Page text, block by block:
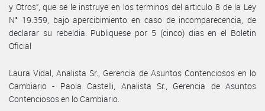
y Otros”, que se le instruye en los terminos del articulo 8 de la Ley
N° 19.359, bajo apercibimiento en caso de incomparecencia, de
declarar su rebeldia. Publiquese por 5 (cinco) dias en el Boletin
Oficial
Laura Vidal, Analista Sr., Gerencia de Asuntos Contenciosos en lo
Cambiario - Paola Castelli, Analista Sr., Gerencia de Asuntos
Contenciosos en lo Cambiario.